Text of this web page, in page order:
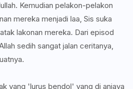
Kemudian pelakon-pelakon
mereka menjadi laa, Sis suka
lakonan mereka. Dari episod
sedih sangat jalan ceritanya,
yang 'lurus bendol' yang di aniaya